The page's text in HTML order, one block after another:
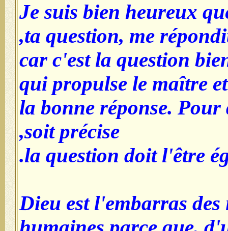
- Je suis bien heureux
ta question, me
car c'est la question
qui propulse le maître
la bonne réponse. Pour
soit précise,
la question doit l'être
Dieu est l'embarras des